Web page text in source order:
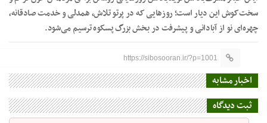
سخت‌کوش این دیار است؛ روزهایی که در پرتو تلاش، همدلی و خدمت صادقانه،
چهره‌ای نو از آبادانی و پیشرفت در بخش بزرگ پسکوه ترسیم می‌شود.
https://sibosooran.ir/?p=1001
اخبار مشابه
ثبت دیدگاه